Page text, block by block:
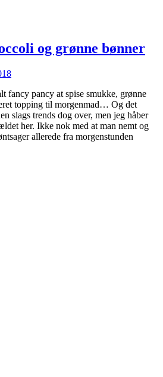
og grønne bønner
fancy pancy at spise smukke, grønne
topping til morgenmad… Og det
slags trends dog over, men jeg håber
her. Ikke nok med at man nemt og
allerede fra morgenstunden